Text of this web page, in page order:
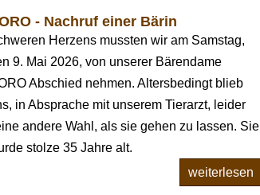
- Nachruf einer Bärin
Herzens mussten wir am Samstag,
9. Mai 2026, von unserer Bärendame
Abschied nehmen. Altersbedingt blieb
in Absprache mit unserem Tierarzt, leider
andere Wahl, als sie gehen zu lassen. Sie
stolze 35 Jahre alt.
weiterlesen